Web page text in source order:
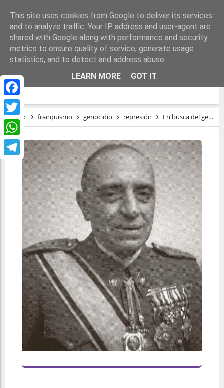
Facebook
Twitter
WhatsApp
Telegram
EN BUSCA DEL GEN ROJO: LOCOS Y
MANICOMIOS EN ESPAÑA (1936-1942)
Inicio franquismo genocidio represión En busca del gen rojo: locos y manicomios en españa (1936-1942)
This site uses cookies from Google to deliver its services
and to analyze traffic. Your IP address and user-agent are
shared with Google along with performance and security
metrics to ensure quality of service, generate usage
statistics, and to detect and address abuse.
LEARN MORE
GOT IT